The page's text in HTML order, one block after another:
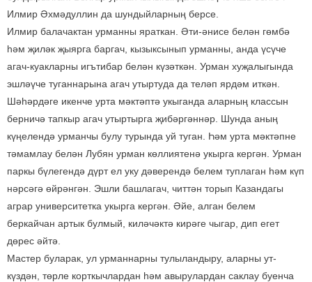
Илмир Әхмәдуллин да шундыйларның берсе.
Илмир балачактан урманны яраткан. Әти-әнисе белән гөмбә
һәм җиләк җыярга баргач, кызыксынып урманны, анда үсүче
агач-куакларны игътибар белән күзәткән. Урман хуҗалыгында
эшләүче туганнарына агач утыртуда да теләп ярдәм иткән.
Шәһәрдәге икенче урта мәктәптә укыганда аларның классын
берничә тапкыр агач утыртырга җибәргәннәр. Шунда аның
күңелендә урманчы булу турында уй туган. Һәм урта мәктәпне
тәмамлау белән Лубян урман көллиятенә укырга кергән. Урман
паркы бүлегендә дүрт ел уку дәверендә белем туплаган һәм күп
нәрсәгә өйрәнгән. Эшли башлагач, читтән торып Казандагы
аграр университетка укырга кергән. Әйе, алган белем
беркайчан артык булмый, киләчәктә кирәге чыгар, дип егет
дөрес әйтә.
Мастер буларак, ул урманнарны тулыландыру, аларны ут-
күздән, төрле корткычлардан һәм авырулардан саклау буенча